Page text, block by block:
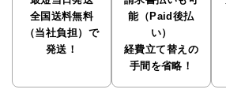
全国送料無料
（当社負担）で
発送！
能（Paid後払
い）
経費立て替えの
手間を省略！